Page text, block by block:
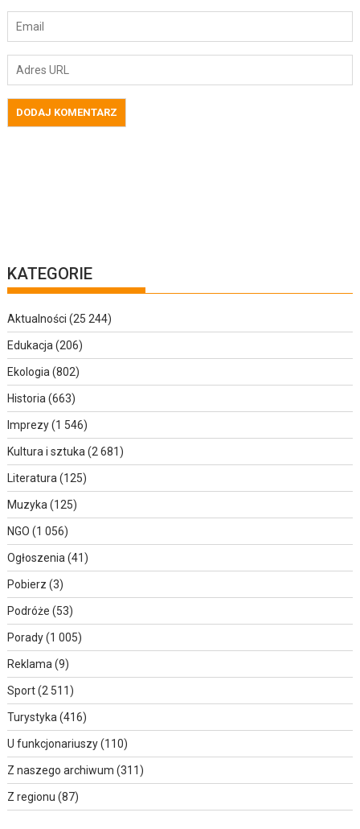
KATEGORIE
Aktualności (25 244)
Edukacja (206)
Ekologia (802)
Historia (663)
Imprezy(1 546)
Kultura i sztuka (2 681)
Literatura (125)
Muzyka (125)
NGO (1 056)
Ogłoszenia (41)
Pobierz (3)
Podróże (53)
Porady(1 005)
Reklama (9)
Sport(2 511)
Turystyka (416)
U funkcjonariuszy(110)
Z naszego archiwum (311)
Z regionu (87)